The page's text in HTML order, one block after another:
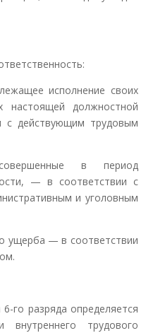
исполнение своих
настоящей должностной
с действующим трудовым
в период
— в соответствии с
и уголовным
ущерба — в соответствии
го разряда определяется
трудового